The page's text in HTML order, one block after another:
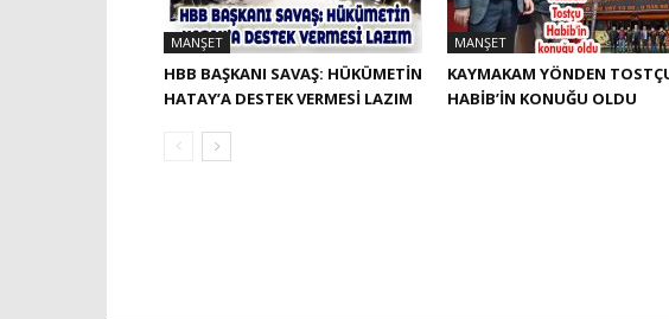
MANŞET
HBB BAŞKANI SAVAŞ: HÜKÜMETİN
HATAY’A DESTEK VERMESİ LAZIM
MANŞET
KAYMAKAM YÖNDEN
HABIB’IN KONUĞU OLDU